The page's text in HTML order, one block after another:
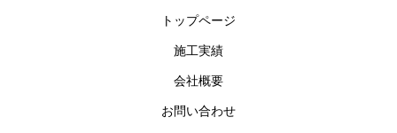
トップページ
施工実績
会社概要
お問い合わせ